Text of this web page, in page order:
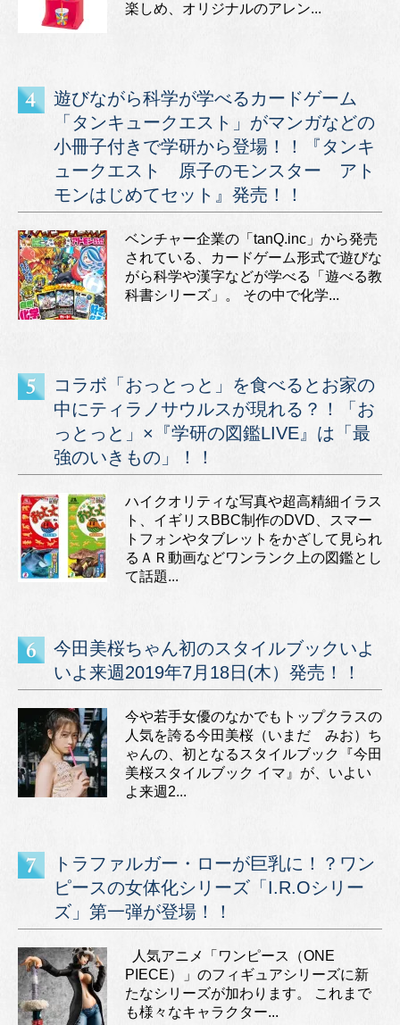
楽しめ、オリジナルのアレン...
遊びながら科学が学べるカードゲーム
「タンキュークエスト」がマンガなどの
小冊子付きで学研から登場！！『タンキ
ュークエスト 原子のモンスター アト
モンはじめてセット』発売！！
ベンチャー企業の「tanQ.inc」から発売
されている、カードゲーム形式で遊びな
がら科学や漢字などが学べる「遊べる教
科書シリーズ」。 その中で化学...
コラボ「おっとっと」を食べるとお家の
中にティラノサウルスが現れる？！「お
っとっと」×『学研の図鑑LIVE』は「最
強のいきもの」！！
ハイクオリティな写真や超高精細イラス
ト、イギリスBBC制作のDVD、スマー
トフォンやタブレットをかざして見られ
るＡＲ動画などワンランク上の図鑑とし
て話題...
今田美桜ちゃん初のスタイルブックいよ
いよ来週2019年7月18日(木）発売！！
今や若手女優のなかでもトップクラスの
人気を誇る今田美桜（いまだ みお）ち
ゃんの、初となるスタイルブック『今田
美桜スタイルブック イマ』が、いよい
よ来週2...
トラファルガー・ローが巨乳に！？ワン
ピースの女体化シリーズ「I.R.Oシリー
ズ」第一弾が登場！！
人気アニメ「ワンピース（ONE
PIECE）」のフィギュアシリーズに新
たなシリーズが加わります。 これまで
も様々なキャラクター...